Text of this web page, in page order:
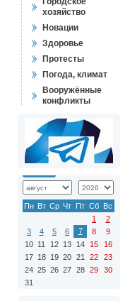
хозяйство
Новации
Здоровье
Протесты
Погода, климат
Вооружённые
конфликты
Пн Вт Ср Чт Пт Сб Вс
1
2
3
4 5 6 7 8
9
10 11 12 13 14 15
16
17 18 19 20 21 22
23
24 25 26 27 28 29
30
31